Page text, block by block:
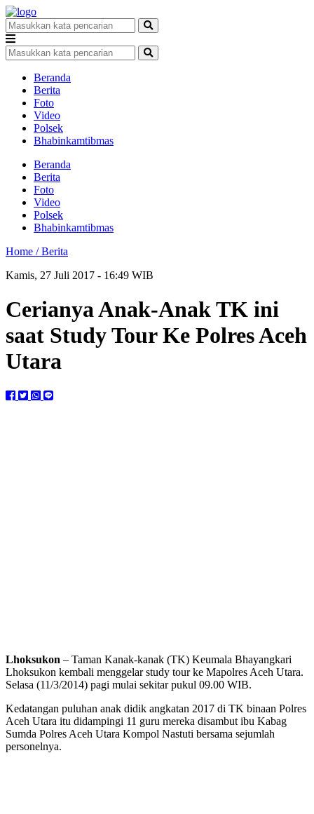
Beranda
Berita
Foto
Video
Polsek
Bhabinkamtibmas
Beranda
Berita
Foto
Video
Polsek
Bhabinkamtibmas
Home /Berita
Kamis, 27 Juli 2017 - 16:49 WIB
Cerianya Anak-Anak TK ini
saat Study Tour Ke Polres Aceh
Utara
Lhoksukon – Taman Kanak-kanak (TK) Keumala Bhayangkari
Lhoksukon kembali menggelar study tour ke Mapolres Aceh Utara.
Selasa (11/3/2014) pagi mulai sekitar pukul 09.00 WIB.
Kedatangan puluhan anak didik angkatan 2017 di TK binaan Polres
Aceh Utara itu didampingi 11 guru mereka disambut ibu Kabag
Sumda Polres Aceh Utara Kompol Nastuti bersama sejumlah
personelnya.